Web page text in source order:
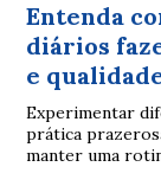
Entenda
diários
e
Experimentar
prática
manter uma